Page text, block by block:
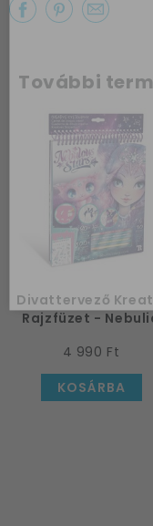
További
Divattervező
Rajzfüzet -
4 990 Ft
KOSÁRBA
szeretnénk
10%-os
kuponnal.
Kérem a